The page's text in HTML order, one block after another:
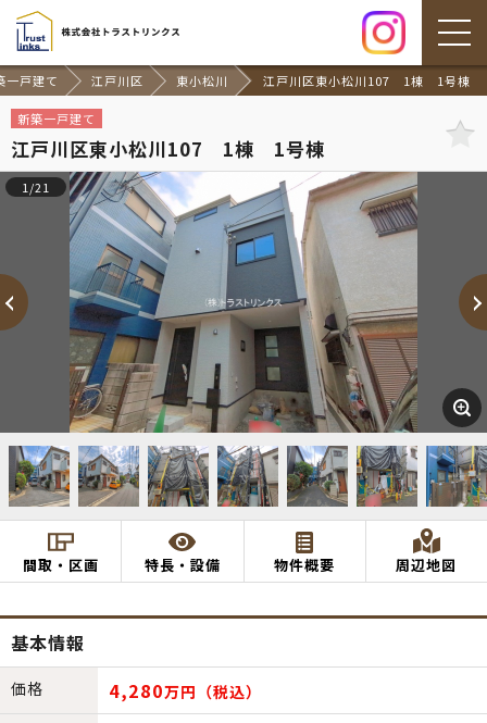
一戸建て 江戸川区 東小松川 江戸川区東小松川107 1棟 1号棟
新築一戸建て
江戸川区東小松川107 1棟 1号棟
1/21
間取・区画 特長・設備 物件概要 周辺地図
基本情報
価格 4,280万円（税込）